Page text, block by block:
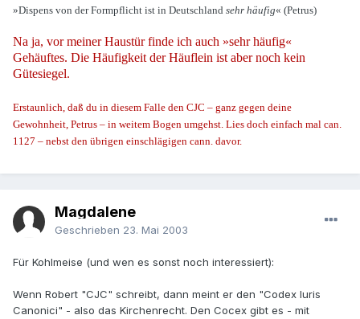
»Dispens von der Formpflicht ist in Deutschland sehr häufig« (Petrus)
Na ja, vor meiner Haustür finde ich auch »sehr häufig«
Gehäuftes. Die Häufigkeit der Häuflein ist aber noch kein
Gütesiegel.
Erstaunlich, daß du in diesem Falle den CJC – ganz gegen deine
Gewohnheit, Petrus – in weitem Bogen umgehst. Lies doch einfach mal can.
1127 – nebst den übrigen einschlägigen cann. davor.
Magdalene
Geschrieben 23. Mai 2003
Für Kohlmeise (und wen es sonst noch interessiert):
Wenn Robert "CJC" schreibt, dann meint er den "Codex Iuris
Canonici" - also das Kirchenrecht. Den Cocex gibt es - mit